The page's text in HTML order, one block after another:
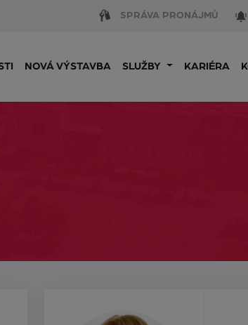
SPRÁVA PRONÁJMŮ
NOVÁ VÝSTAVBA SLUŽBY KARIÉRA